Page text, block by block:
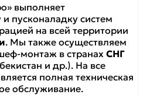
выполняет
пусконаладку систем
на всей территории
. Мы также осуществляем
монтаж в странах СНГ
и др.). На все
полная техническая
обслуживание.